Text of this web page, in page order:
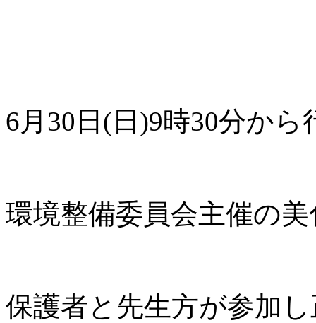
6月30日(日)9時30分から
環境整備委員会主催の
保護者と先生方が参加し